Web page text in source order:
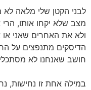
לבני הקטן שלי מלאה לא
מצב שלא יקחו אותו,
ולא את האחרים שאני או
הדיסקים מתנפצים על
חושב שאנחנו לא
במילה אחת זו נחישות,